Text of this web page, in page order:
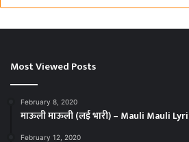
Most Viewed Posts
February 8, 2020
माऊली माऊली (लई भारी) – Mauli Mauli
February 12, 2020